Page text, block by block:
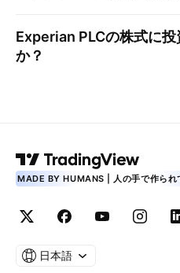
Experian PLCの株式に投
か？
MADE BY HUMANS | 人の手で作られ
日本語